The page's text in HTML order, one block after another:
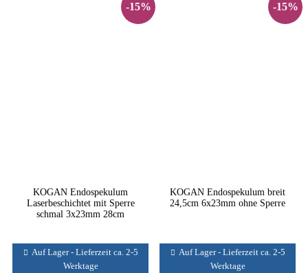
-15%
KOGAN Endospekulum
Laserbeschichtet mit Sperre
schmal 3x23mm 28cm
Auf Lager - Lieferzeit ca. 2-5
Werktage
-15%
KOGAN Endospekulum breit
24,5cm 6x23mm ohne Sperre
Auf Lager - Lieferzeit ca. 2-5
Werktage